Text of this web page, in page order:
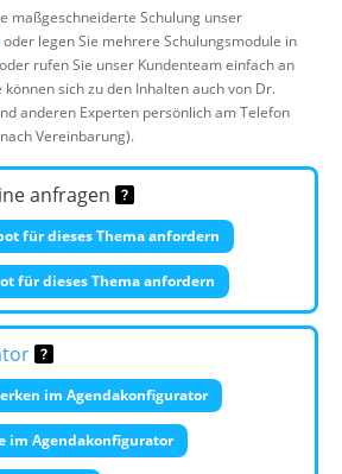
maßgeschneiderte Schulung unser
oder legen Sie mehrere Schulungsmodule in
oder rufen Sie unser Kundenteam einfach an
können sich zu den Inhalten auch von Dr.
anderen Experten persönlich am Telefon
Vereinbarung).
anfragen
für dieses Thema anfordern
für dieses Thema anfordern
im Agendakonfigurator
im Agendakonfigurator